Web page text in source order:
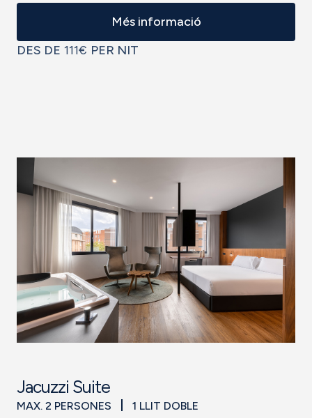
Més informació
DES DE 111€ PER NIT
Jacuzzi Suite
MAX. 2 PERSONES 1 LLIT DOBLE